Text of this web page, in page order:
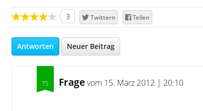
3 Twittern Teilen
Antworten Neuer Beitrag
Fragevom 15. März 2012 | 20:10